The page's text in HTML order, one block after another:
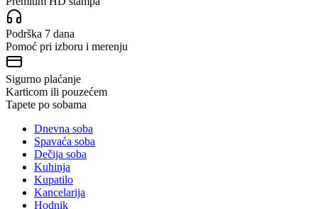
Podrška 7 dana
Pomoć pri izboru i merenju
Sigurno plaćanje
Karticom ili pouzećem
Tapete po sobama
Dnevna soba
Spavaća soba
Dečija soba
Kuhinja
Kupatilo
Kancelarija
Hodnik